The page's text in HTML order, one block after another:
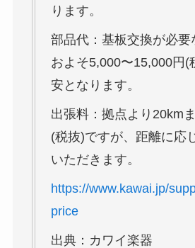
ります。
部品代：基板交換が必要
およそ5,000〜15,000円(
安となります。
出張料：拠点より20km
(税抜)ですが、距離に応
いただきます。
https://www.kawai.jp/
price
出典：カワイ楽器